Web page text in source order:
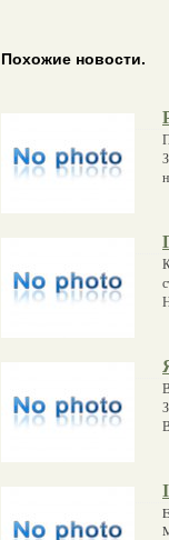
Похожие новости.